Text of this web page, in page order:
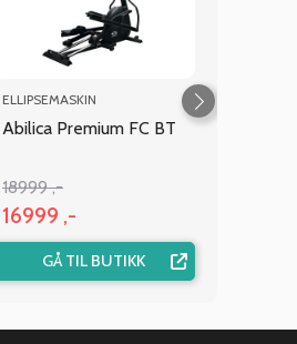
ELLIPSEMASKIN
Abilica Premium FC BT
18999 ,-
16999 ,-
GÅ TIL BUTIKK